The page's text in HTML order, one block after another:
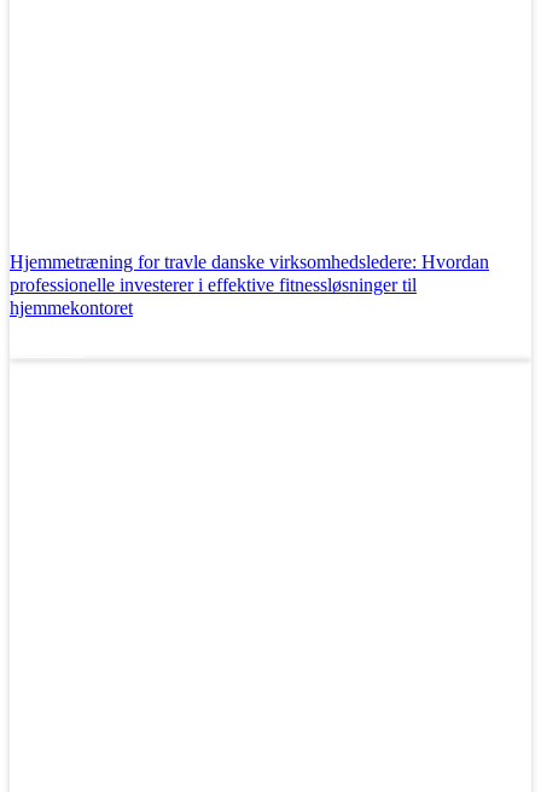
Hjemmetræning for travle danske virksomhedsledere: Hvordan
professionelle investerer i effektive fitnessløsninger til
hjemmekontoret